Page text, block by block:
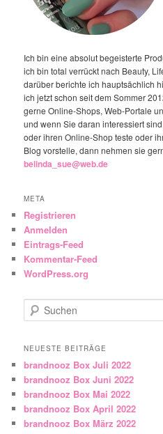
Ich bin eine absolut begeisterte
ich bin total verrückt nach Beauty,
darüber berichte ich hauptsächlich
ich jetzt schon seit dem Sommer
gerne Online-Shops, Web-Portale
und wenn Sie daran interessiert
oder ihren Online-Shop teste oder
Blog vorstelle, dann nehmen sie
belinda_sue@web.de
META
Registrieren
Anmelden
Eintrags-Feed
Kommentar-Feed
WordPress.org
Suchen
NEUESTE BEITRÄGE
brandnooz Box Juli 2022
brandnooz Box Juni 2022
brandnooz Box Mai 2022
brandnooz Box April 2022
brandnooz Box März 2022